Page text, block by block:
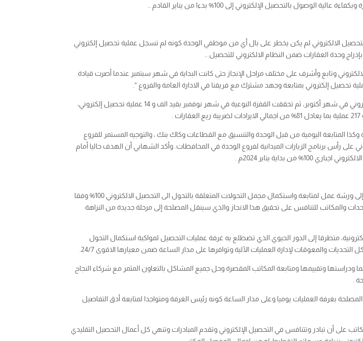
التحصيل الالكتروني لم يكن يخطر على بال أي من موظفي الوحدة كونه لم تسجل عملية تحصيل إلكتروني
وتابع وأشرف على مختلف مراحل الإنجاز حتى كانت البداية في شهر سبتمبر عندما أصرت قيادة
وأشار إلى أن الوحدة وفروعها وبتشجيع رئيس المصلحة فقد تم قيد 407 عملية تحصيل إلكتروني في شهر أكتوبر، ثم تحققت القفزة النوعية في شهر نوفمبر بقيد الف و 14 عملية تحصيل إلكتروني،
.
المتابعة اليومية من قبل الوحدة والتنسيق مع القطاعات وكاك بنك ، والتوجيه المستمر للفروع
على رأس برنامج الزيارات الميدانية لفروع الوحدة في المحافظات. وأكد الشهابي أن الهدف حاليا أمام
بدوره اكد مدير عام التحصيل المهندس محمد مثنى ان المصلحة تحولت خلال هذه الأشهر إلى ورشة عمل لمتابعة واستكمال مجمل التحولات المتعلقة بالتحول الى التحصيل الالكتروني 100% وفقا
والمكاتب للتنافس على تحقيق هذا الانجاز والذي سينقل المصلحة إلى مرحلة جديدة من النزاهة
متطرقا إلى الدور الحيوي الذي تضطلع به غرفة عمليات التحصيل لمواكبة استكمال التحول
والمعوقات لإدارة العمليات الآلية وتوافرها على مدار الساعة ضمن معيارها الاقوى 24/7.
وتقييمها ومتابعة المكاتب المقصرة وحل جميع المشاكل بالتعاون المثمر مع شركاء النجاح
.
بغرفة العمليات يوميا وعلى مدار الساعة كونه رئيس الغرفة ومتواجدا لمتابعة أدق التفاصيل
على أن تبادر وتتنافس في التحصيل الإلكتروني وتقدم المبادرات وتنهي كل أعمال التحصيل التقليدي